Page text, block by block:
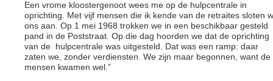
Een vrome kloostergenoot wees me op de hulpcentrale in
oprichting. Met vijf mensen die ik kende van de retraites sloten
ons aan. Op 1 mei 1968 trokken we in een beschikbaar gesteld
pand in de Poststraat. Op die dag hoorden we dat de oprichting
van de hulpcentrale was uitgesteld. Dat was een ramp: daar
zaten we, zonder verdiensten. We zijn maar begonnen, want de
mensen kwamen wel.”